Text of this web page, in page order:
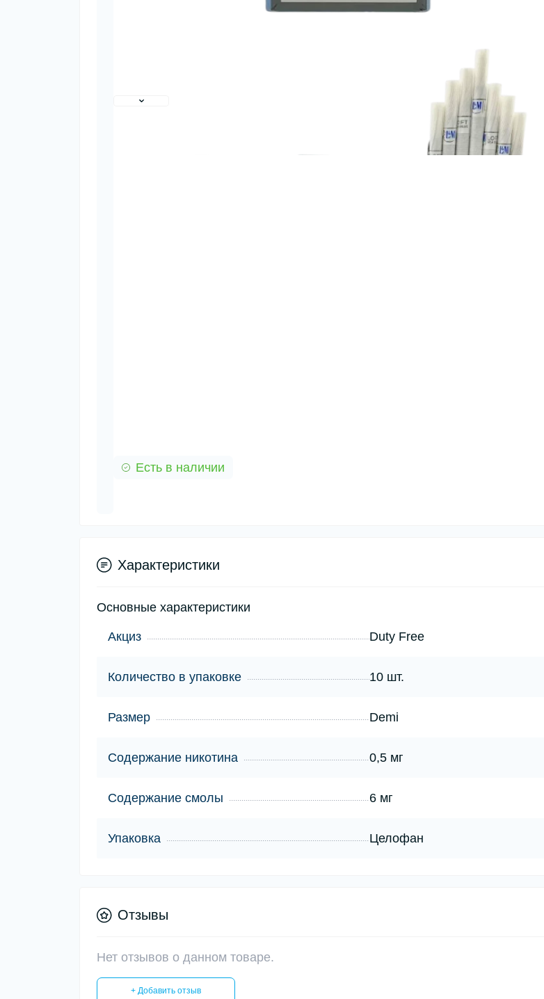
Есть в наличии
Характеристики
Основные характеристики
Акциз Duty Free
Количество в упаковке 10 шт.
Размер Demi
Содержание никотина 0,5 мг
Содержание смолы 6 мг
Упаковка Целофан
Отзывы
Нет отзывов о данном товаре.
+ Добавить отзыв